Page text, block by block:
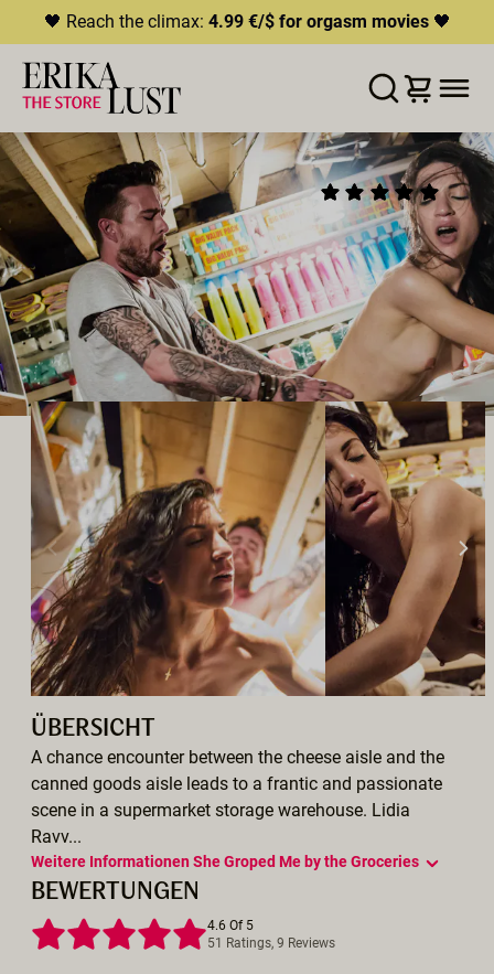
🖤 Reach the climax: 4.99 €/$ for orgasm movies🖤
ERROR204
THIS CONTENT IS CURRENTLY
UNAVAILABLE
HLS.JS FATAL ERROR - NETWORK ERROR
WUNSCHLISTE IN DEN WARENKORB LEGEN TEILEN
SHE GROPED ME BY THE
GROCERIES
(9)
•00:17h
Direktor: Lidia Ravviso
Besetzung: Luke Hotrod ,Magena Yama
Produzent:Erika Lust Films
ORALSEX HETEROSEXUELL
ÜBERSICHT
A chance encounter between the cheese aisle and the
canned goods aisle leads to a frantic and passionate
scene in a supermarket storage warehouse. Lidia
Ravv...
Weitere Informationen She Groped Me by the Groceries
BEWERTUNGEN
4.6 Of 5
51 Ratings, 9 Reviews